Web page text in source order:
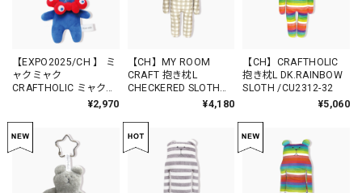
【EXPO2025/CH 】 ミ
ャクミャク
CRAFTHOLIC ミャクミ
ャクなりきりマスコッ
¥2,970
【CH】MY ROOM
CRAFT 抱き枕L
CHECKERED SLOTH
¥4,180
【CH】CRAFTHOLIC
抱き枕L DK.RAINBOW
SLOTH /CU2312-32
¥5,060